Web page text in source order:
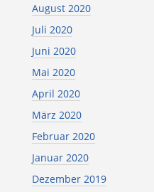
August 2020
Juli 2020
Juni 2020
Mai 2020
April 2020
März 2020
Februar 2020
Januar 2020
Dezember 2019